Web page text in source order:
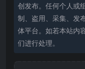
创发布。任何个人或
制、盗用、采集、发
体平台。如若本站内
们进行处理。